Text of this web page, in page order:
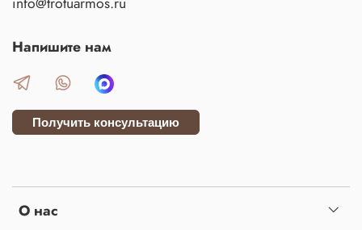
О нас
Напишите нам
Получить консультацию